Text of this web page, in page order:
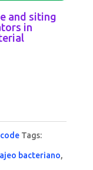
and siting
in
Tags:
bacteriano,